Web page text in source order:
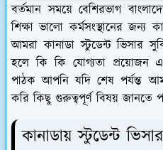
বর্তমান সময়ে বেশিরভাগ
শিক্ষা ভালো কর্মসংস্থানের জন্য
আমরা কানাডা স্টুডেন্ট ভিসার
হলে কি কি যোগ্যতা প্রয়োজন
পাঠক আপনি যদি শেষ পর্যন্ত
করি কিছু গুরুত্বপূর্ণ বিষয় জানতে
কানাডায় স্টুডেন্ট